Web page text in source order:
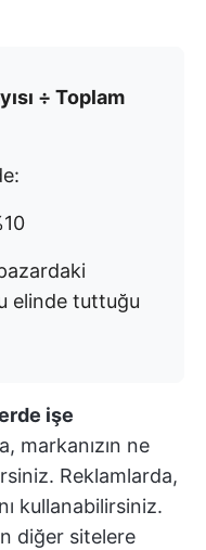
÷ Toplam
elinde tuttuğu
işe
markanızın ne
Reklamlarda,
kullanabilirsiniz.
diğer sitelere